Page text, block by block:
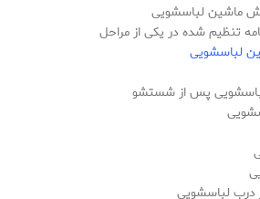
لباسشویی